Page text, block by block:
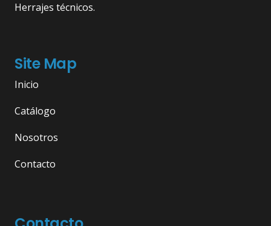
Herrajes técnicos.
Site Map
Inicio
Catálogo
Nosotros
Contacto